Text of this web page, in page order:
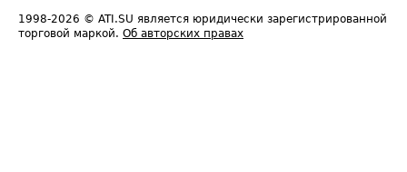
1998-2026 © ATI.SU является юридически зарегистрированной
торговой маркой. Об авторских правах